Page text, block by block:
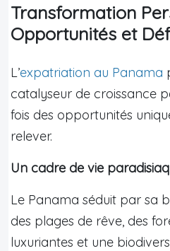
Transformation
Opportunités et
L’expatriation au Panama
catalyseur de croissance
fois des opportunités
relever.
Un cadre de vie
Le Panama séduit par sa
des plages de rêve, des
luxuriantes et une